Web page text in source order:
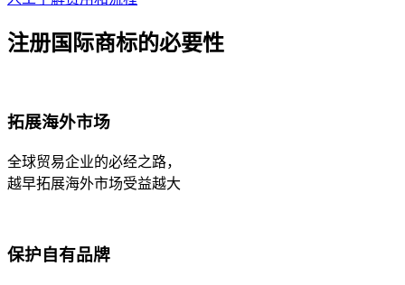
注册国际商标的必要性
拓展海外市场
全球贸易企业的必经之路，
越早拓展海外市场受益越大
保护自有品牌